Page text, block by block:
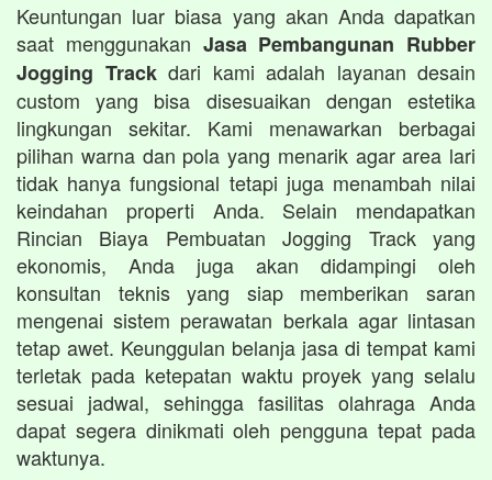
Keuntungan luar biasa yang akan Anda dapatkan
saat menggunakan Jasa Pembangunan Rubber
Jogging Trackdari kami adalah layanan desain
custom yang bisa disesuaikan dengan estetika
lingkungan sekitar. Kami menawarkan berbagai
pilihan warna dan pola yang menarik agar area lari
tidak hanya fungsional tetapi juga menambah nilai
keindahan properti Anda. Selain mendapatkan
Rincian Biaya Pembuatan Jogging Track yang
ekonomis, Anda juga akan didampingi oleh
konsultan teknis yang siap memberikan saran
mengenai sistem perawatan berkala agar lintasan
tetap awet. Keunggulan belanja jasa di tempat kami
terletak pada ketepatan waktu proyek yang selalu
sesuai jadwal, sehingga fasilitas olahraga Anda
dapat segera dinikmati oleh pengguna tepat pada
waktunya.